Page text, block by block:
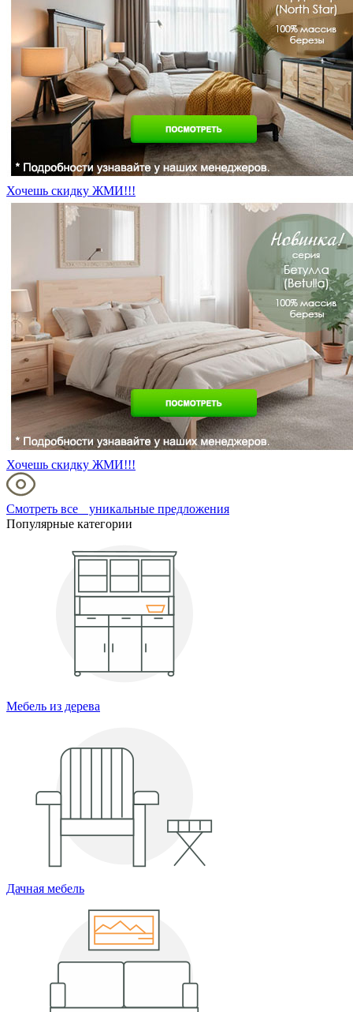
Хочешь скидку ЖМИ!!!
Хочешь скидку ЖМИ!!!
Смотреть все уникальные предложения
Популярные категории
Мебель из дерева
Дачная мебель